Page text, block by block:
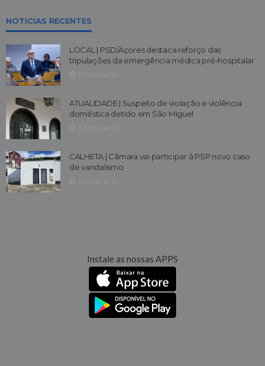
NOTICIAS RECENTES
LOCAL | PSD/Açores destaca reforço das
tripulações da emergência médica pré-hospitalar
ATUALIDADE | Suspeito de violação e violência
doméstica detido em São Miguel
CALHETA | Câmara vai participar à PSP novo caso
de vandalismo
Instale as nossas APPS